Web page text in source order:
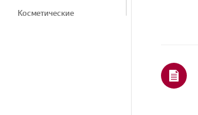
Косметические